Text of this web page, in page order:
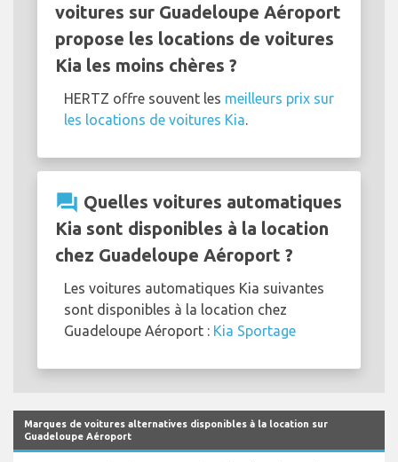
voitures sur Guadeloupe Aéroport
propose les locations de voitures
Kia les moins chères ?
HERTZ offre souvent les meilleurs prix sur
les locations de voitures Kia
question_answer Quelles voitures automatiques
Kia sont disponibles à la location
chez Guadeloupe Aéroport ?
Les voitures automatiques Kia suivantes
sont disponibles à la location chez
Guadeloupe Aéroport : Kia Sportage
Marques de voitures alternatives disponibles à la location sur
Guadeloupe Aéroport